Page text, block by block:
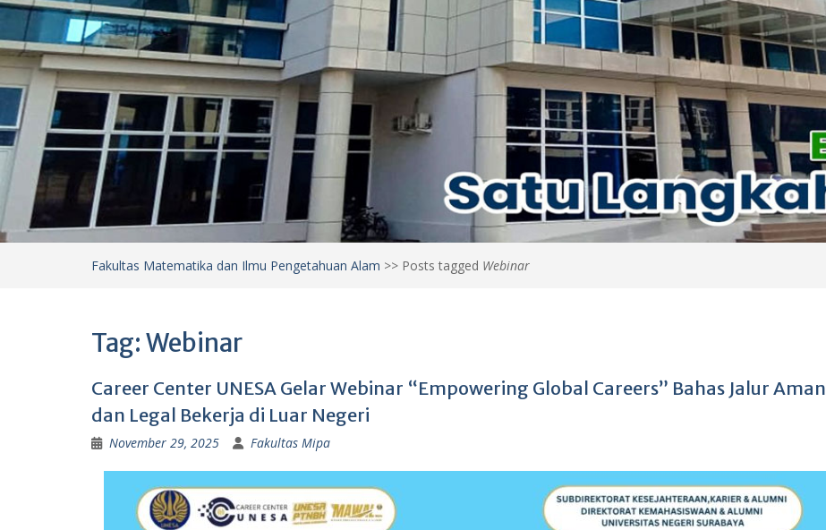
Fakultas Matematika dan Ilmu Pengetahuan Alam >> Posts tagged Webinar
Tag:Webinar
Career Center UNESA Gelar Webinar “Empowering Global Careers” Bahas Jalur Aman
dan Legal Bekerja di Luar Negeri
November 29, 2025 Fakultas Mipa